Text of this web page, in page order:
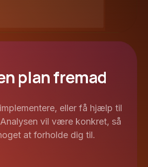
plan fremad
eller få hjælp til
vil være konkret, så
at forholde dig til.